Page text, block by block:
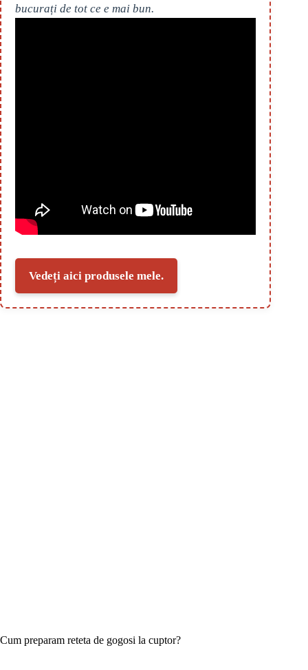
bucurați de tot ce e mai bun.
Vedeți aici produsele mele.
Cum preparam reteta de gogosi la cuptor?